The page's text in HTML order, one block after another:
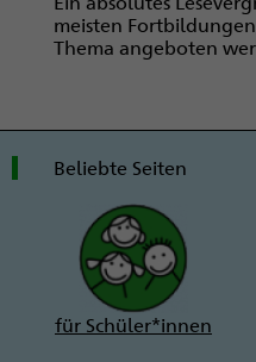
meisten
Thema angeboten
Beliebte Seiten
für Schüler*innen